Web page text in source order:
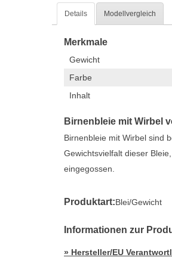
Details Modellvergleich
Merkmale
Gewicht
Farbe
Inhalt
Birnenbleie mit Wirbel
Birnenbleie mit Wirbel sind
Gewichtsvielfalt dieser
eingegossen.
Produktart:Blei/Gewicht
Informationen zur
» Hersteller/EU